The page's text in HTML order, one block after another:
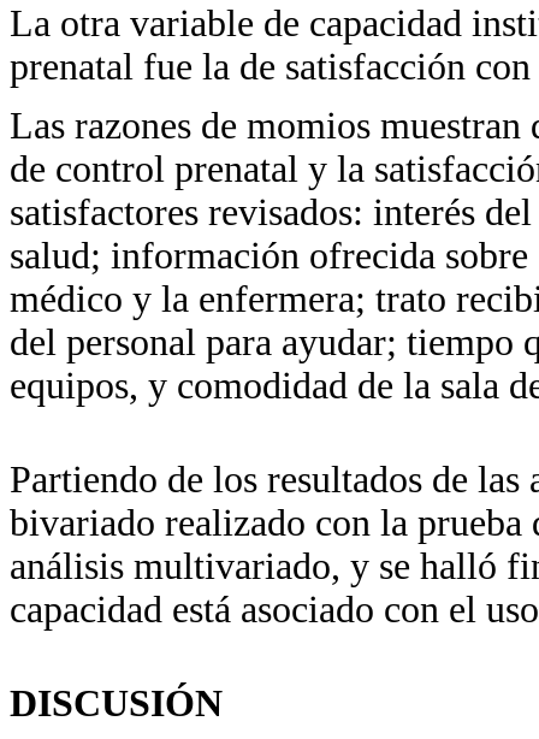
La otra variable de capacidad
prenatal fue la de satisfacción
Las razones de momios
de control prenatal y la
satisfactores revisados: interés
salud; información ofrecida
médico y la enfermera; trato
del personal para ayudar; tiempo
equipos, y comodidad de la sala
Partiendo de los resultados de
bivariado realizado con la prueba
análisis multivariado, y se halló
capacidad está asociado con el
DISCUSIÓN